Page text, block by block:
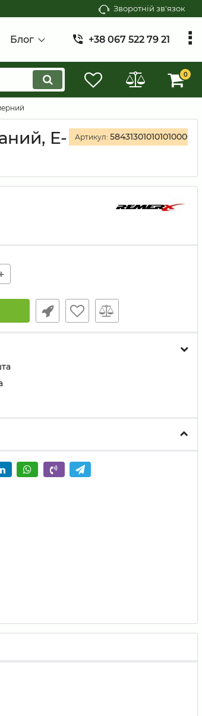
Зворотній зв'язок
Блог +38 067 522 79 21
0
E-
Артикул: 58431301010101000001